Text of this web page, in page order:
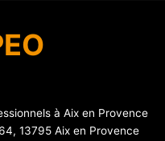
à Aix en Provence
13795 Aix en Provence